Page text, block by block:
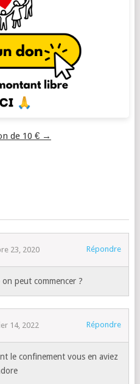
de 10 € →
23, 2020 Répondre
peut commencer ?
14, 2022 Répondre
le confinement vous en aviez